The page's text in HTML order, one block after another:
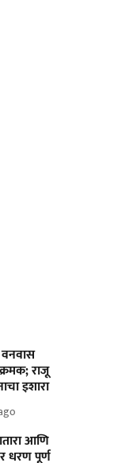
राजू
इशारा
आणि
धरण पूर्ण